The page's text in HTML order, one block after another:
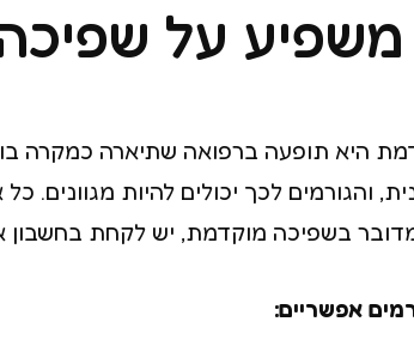
על
היא תופעה ברפואה שתיארה כמקרה בו
והגורמים לכך יכולים להיות מגוונים.
בשפיכה מוקדמת, יש לקחת בחשבון את
אפשריים: